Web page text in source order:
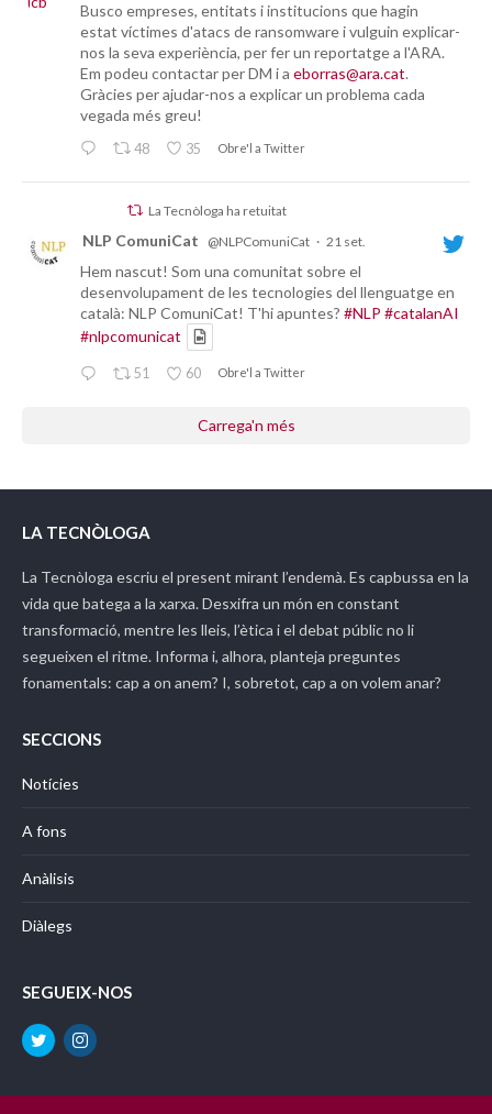
Busco empreses, entitats i institucions que hagin
estat víctimes d'atacs de ransomware i vulguin explicar-
nos la seva experiència, per fer un reportatge a l'ARA.
Em podeu contactar per DM i a eborras@ara.cat.
Gràcies per ajudar-nos a explicar un problema cada
vegada més greu!
48 35 Obre'l a Twitter
La Tecnòloga ha retuitat
NLP ComuniCat @NLPComuniCat · 21 set.
Hem nascut! Som una comunitat sobre el
desenvolupament de les tecnologies del llenguatge en
català: NLP ComuniCat! T'hi apuntes? #NLP #catalanAI
#nlpcomunicat
51 60 Obre'l a Twitter
Carrega'n més
LA TECNÒLOGA
La Tecnòloga escriu el present mirant l’endemà. Es capbussa en la
vida que batega a la xarxa. Desxifra un món en constant
transformació, mentre les lleis, l’ètica i el debat públic no li
segueixen el ritme. Informa i, alhora, planteja preguntes
fonamentals: cap a on anem? I, sobretot, cap a on volem anar?
SECCIONS
Notícies
A fons
Anàlisis
Diàlegs
SEGUEIX-NOS